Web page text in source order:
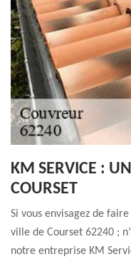
KM SERVICE :
COURSET
Si vous envisagez de
ville de Courset 62240 ;
notre entreprise KM